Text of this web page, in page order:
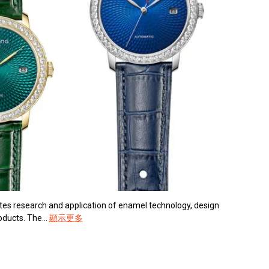
research and application of enamel technology, design
The...
顯示更多